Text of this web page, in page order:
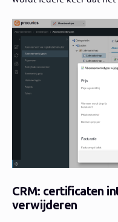
CRM: certificaten
verwijderen